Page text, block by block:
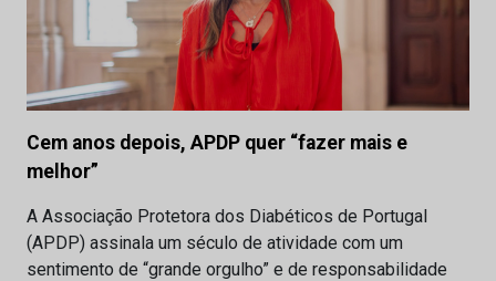
Cem anos depois, APDP quer “fazer mais e
melhor”
A Associação Protetora dos Diabéticos de Portugal
(APDP) assinala um século de atividade com um
sentimento de “grande orgulho” e de responsabilidade